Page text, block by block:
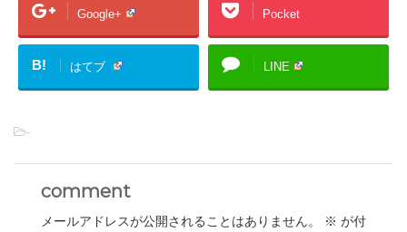
Google+ Pocket
B! はてブ LINE
-
comment
メールアドレスが公開されることはありません。 ※ が付